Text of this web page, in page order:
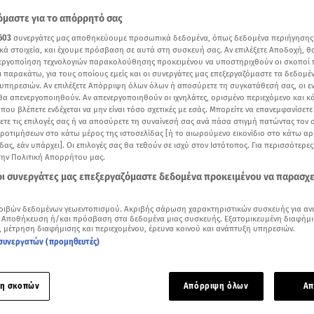
Δείτε περισσότερα άρθρα μας στα αποτελέσματα αναζήτησης
Add star.gr on Google
Γραμματέας Γενς Στόλτενμπεργκ, σε κοινές δηλώσεις
των ΗΠΑ Λόιντ Όστιν λίγο πριν από την έναρξη του
Άμυνας του ΝΑΤΟ σήμερα στις Βρυξέλλες.
για το απόρρητό σας
συνεργάτες μας αποθηκεύουμε προσωπικά δεδομένα, όπως δεδομένα
στοιχεία, και έχουμε πρόσβαση σε αυτά στη συσκευή σας. Αν επιλέξετε Αποδοχή,
τεχνολογιών παρακολούθησης προκειμένου να υποστηριχθούν οι σκοποί
παρακάτω, για τους οποίους εμείς και οι συνεργάτες μας επεξεργαζόμαστε τα
Αν επιλέξετε Απόρριψη όλων όλων ή αποσύρετε τη συγκατάθεσή σας, οι
απενεργοποιηθούν. Αν απενεργοποιηθούν οι ιχνηλάτες, ορισμένο περιεχόμενο και
βλέπετε ενδέχεται να μην είναι τόσο σχετικές με εσάς. Μπορείτε να
τις επιλογές σας ή να αποσύρετε τη συναίνεσή σας ανά πάσα στιγμή πατώντας τον
στο κάτω μέρος της ιστοσελίδας [ή το αιωρούμενο εικονίδιο στο κάτω
εάν υπάρχει]. Οι επιλογές σας θα τεθούν σε ισχύ στον Ιστότοπος. Για
Πολιτική Απορρήτου μας.
συνεργάτες μας επεξεργαζόμαστε δεδομένα προκειμένου να
δεδομένων γεωεντοπισμού. Ακριβής σάρωση χαρακτηριστικών συσκευής για
Αποθήκευση ή/και πρόσβαση στα δεδομένα μιας συσκευής. Εξατομικευμένη
μέτρηση διαφήμισης και περιεχομένου, έρευνα κοινού και ανάπτυξη υπηρεσιών.
(προμηθευτές)
σκοπών Απόρριψη όλων